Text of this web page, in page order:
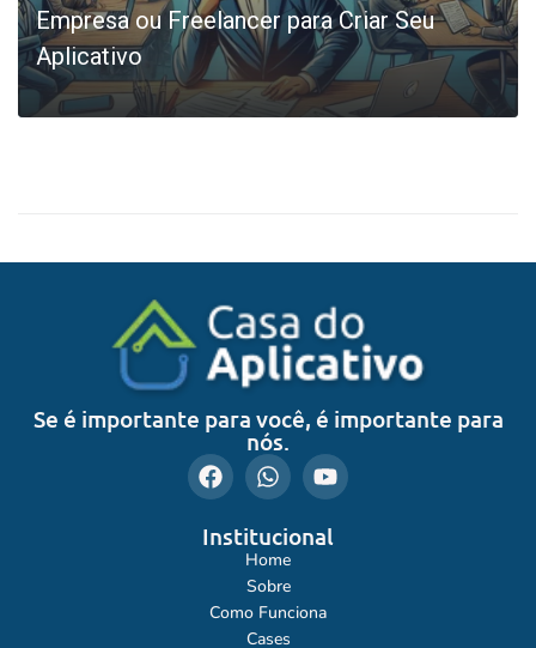
Empresa ou Freelancer para Criar Seu
Aplicativo
Se é importante para você, é importante para
nós.
Institucional
Home
Sobre
Como Funciona
Cases